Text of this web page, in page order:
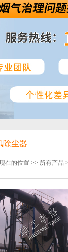
除尘器
在的位置 >> 所有产品